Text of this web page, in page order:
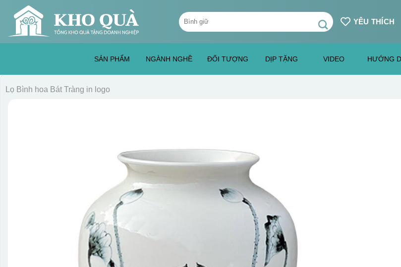
content
Tìm
kiếm:
YÊU THÍCH
SẢN PHẨM NGÀNH NGHỀ ĐỐI TƯỢNG DỊP TẶNG VIDEO HƯỚNG
Lọ Bình hoa Bát Tràng in logo